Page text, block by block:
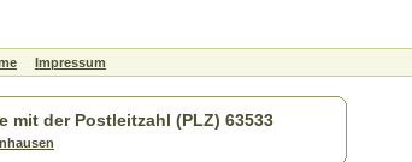
Impressum
mit der Postleitzahl (PLZ) 63533